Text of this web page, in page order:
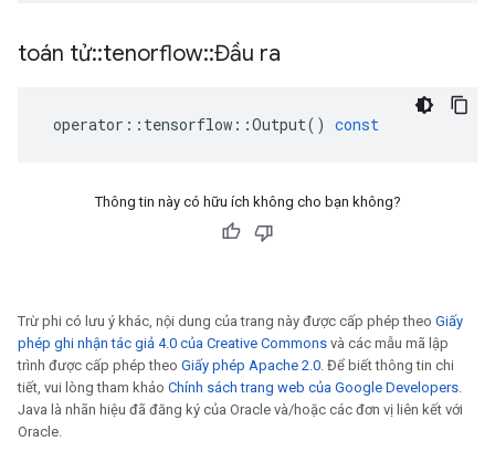
toán tử::tenorflow::Đầu ra
operator :: tensorflow ::Output() const
Thông tin này có hữu ích không cho bạn không?
Trừ phi có lưu ý khác, nội dung của trang này được cấp phép theo Giấy
phép ghi nhận tác giả 4.0 của Creative Commons và các mẫu mã lập
trình được cấp phép theo Giấy phép Apache 2.0. Để biết thông tin chi
tiết, vui lòng tham khảo Chính sách trang web của Google Developers.
Java là nhãn hiệu đã đăng ký của Oracle và/hoặc các đơn vị liên kết với
Oracle.